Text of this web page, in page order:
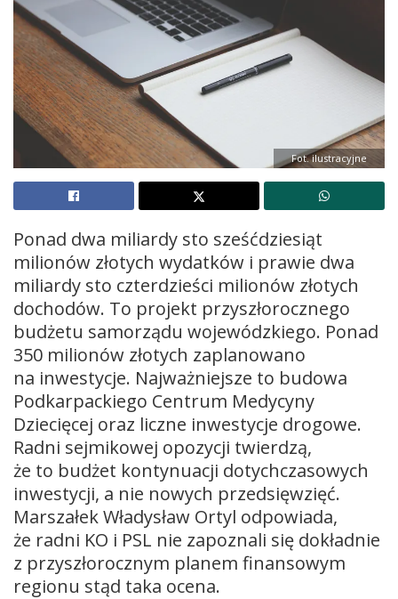
Fot. ilustracyjne
Ponad dwa miliardy sto sześćdziesiąt
milionów złotych wydatków i prawie dwa
miliardy sto czterdzieści milionów złotych
dochodów. To projekt przyszłorocznego
budżetu samorządu wojewódzkiego. Ponad
350 milionów złotych zaplanowano
na inwestycje. Najważniejsze to budowa
Podkarpackiego Centrum Medycyny
Dziecięcej oraz liczne inwestycje drogowe.
Radni sejmikowej opozycji twierdzą,
że to budżet kontynuacji dotychczasowych
inwestycji, a nie nowych przedsięwzięć.
Marszałek Władysław Ortyl odpowiada,
że radni KO i PSL nie zapoznali się dokładnie
z przyszłorocznym planem finansowym
regionu stąd taka ocena.